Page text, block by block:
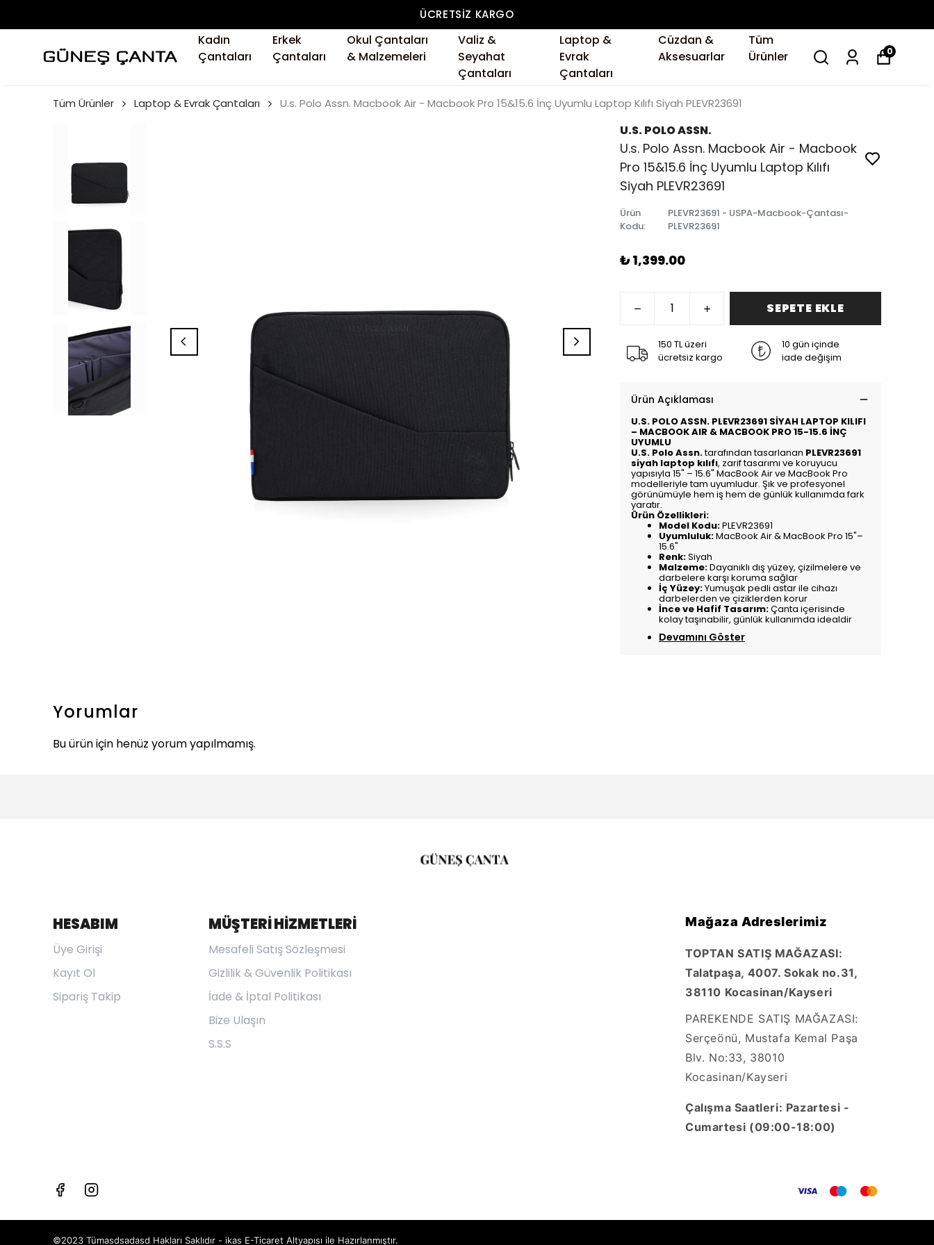
ÜCRETSIZ KARGO
Kadın
Çantaları
Erkek
Çantaları
Okul Çantaları
& Malzemeleri
Valiz &
Seyahat
Çantaları
Laptop &
Evrak
Çantaları
Cüzdan &
Aksesuarlar
Tüm
Ürünler
0
Tüm Ürünler Laptop & Evrak Çantaları U.s. Polo Assn. Macbook Air - Macbook Pro 15&15.6 İnç Uyumlu Laptop Kılıfı Siyah PLEVR23691
U.S. POLO ASSN.
U.s. Polo Assn. Macbook Air - Macbook
Pro 15&15.6 İnç Uyumlu Laptop Kılıfı
Siyah PLEVR23691
Ürün
Kodu:
PLEVR23691 - USPA-Macbook-Çantası-
PLEVR23691
₺ 1,399.00
SEPETE EKLE
150 TL üzeri
ücretsiz kargo
10 gün içinde
iade değişim
Ürün Açıklaması
U.S. POLO ASSN. PLEVR23691 SİYAH LAPTOP KILIFI
– MACBOOK AIR & MACBOOK PRO 15-15.6 İNÇ
UYUMLU
U.S. Polo Assn.tarafından tasarlanan PLEVR23691
siyah laptop kılıfı, zarif tasarımı ve koruyucu
yapısıyla 15" – 15.6" MacBook Air ve MacBook Pro
modelleriyle tam uyumludur. Şık ve profesyonel
görünümüyle hem iş hem de günlük kullanımda fark
yaratır.
Ürün Özellikleri:
Model Kodu:PLEVR23691
Uyumluluk:MacBook Air & MacBook Pro 15"–
15.6"
Renk:Siyah
Malzeme:Dayanıklı dış yüzey, çizilmelere ve
darbelere karşı koruma sağlar
İç Yüzey:Yumuşak pedli astar ile cihazı
darbelerden ve çiziklerden korur
İnce ve Hafif Tasarım:Çanta içerisinde
kolay taşınabilir, günlük kullanımda idealdir
Devamını Göster
Yorumlar
Bu ürün için henüz yorum yapılmamış.
HESABIM
Üye Girişi
Kayıt Ol
Sipariş Takip
MÜŞTERİ HİZMETLERİ
Mesafeli Satış Sözleşmesi
Gizlilik & Güvenlik Politikası
İade & İptal Politikası
Bize Ulaşın
S.S.S
Mağaza Adreslerimiz
TOPTAN SATIŞ MAĞAZASI:
Talatpaşa, 4007. Sokak no.31,
38110 Kocasinan/Kayseri
PAREKENDE SATIŞ MAĞAZASI:
Serçeönü, Mustafa Kemal Paşa
Blv. No:33, 38010
Kocasinan/Kayseri
Çalışma Saatleri: Pazartesi -
Cumartesi (09:00-18:00)
©2023 Tümasdsadasd Hakları Saklıdır - ikas E-Ticaret Altyapısı ile Hazırlanmıştır.